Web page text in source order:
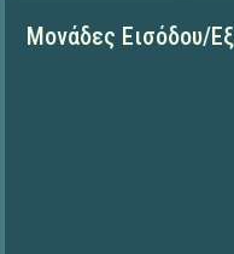
Μονάδες Εισόδου/